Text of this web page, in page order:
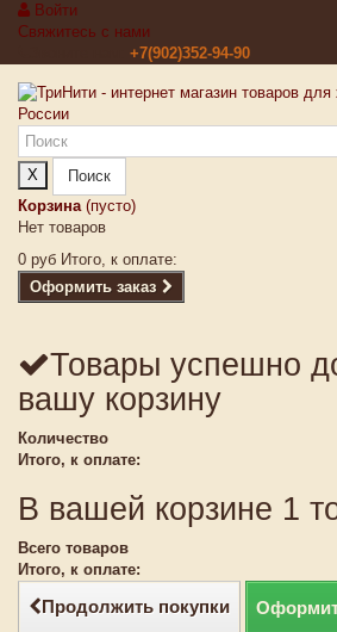
Войти
Свяжитесь с нами
+7(902)352-94-90
X
Поиск
Корзина (пусто)
Нет товаров
0 руб Итого, к оплате:
Оформить заказ
Товары успешно
вашу корзину
Количество
Итого, к оплате:
В вашей корзине 1
Всего товаров
Итого, к оплате:
Продолжить покупки